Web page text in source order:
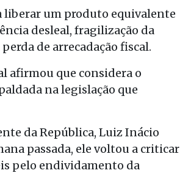
um produto equivalente
desleal, fragilização da
de arrecadação fiscal.
afirmou que considera o
na legislação que
da República, Luiz Inácio
passada, ele voltou a criticar
pelo endividamento da